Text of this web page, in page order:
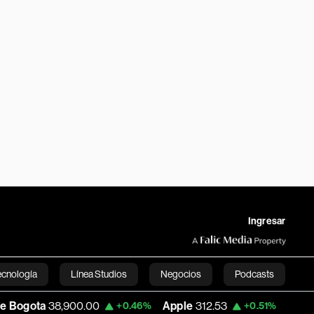
Ingresar
Línea Studios Negocios Podcasts
English+0.46% Apple 312.53 +0.51% USD COP